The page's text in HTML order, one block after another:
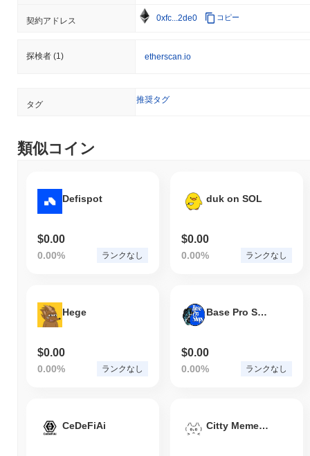
契約アドレス 0xfc...2de0 コピー
探検者 (1) etherscan.io
タグ 推奨タグ
類似コイン
Defispot
$0.00
0.00% ランクなし
duk on SOL
$0.00
0.00% ランクなし
Hege
$0.00
0.00% ランクなし
Base Pro Shops
$0.00
0.00% ランクなし
CeDeFiAi Citty Meme Coin